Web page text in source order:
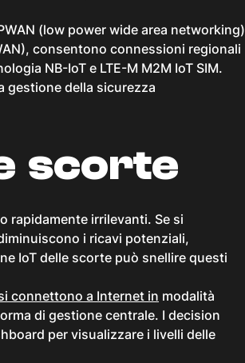
(low power wide area networking)
consentono connessioni regionali
NB-IoT e LTE-M M2M IoT SIM.
gestione della sicurezza
scorte
rapidamente irrilevanti. Se si
i ricavi potenziali,
IoT delle scorte può snellire questi
connettono a Internet in modalità
di gestione centrale. I decision
per visualizzare i livelli delle